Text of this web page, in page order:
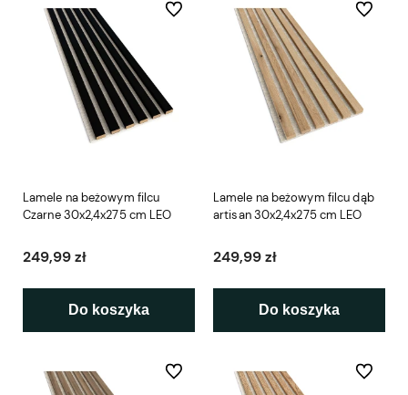
Lamele na beżowym filcu
Czarne 30x2,4x275 cm LEO
249,99 zł
Do koszyka
Do ulubionych
Lamele na beżowym filcu dąb
artisan 30x2,4x275 cm LEO
249,99 zł
Do koszyka
Do
Do ulubionych Do